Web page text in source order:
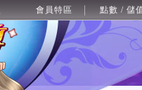
會員特區 點數 / 儲